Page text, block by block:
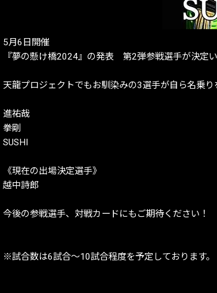
5月6日開催
『夢の懸け橋2024』の発表 第2弾参戦選手が決定
天龍プロジェクトでもお馴染みの3選手が自ら名乗り
進祐哉
拳剛
SUSHI
《現在の出場決定選手》
越中詩郎
今後の参戦選手、対戦カードにもご期待ください！
※試合数は6試合～10試合程度を予定しております。